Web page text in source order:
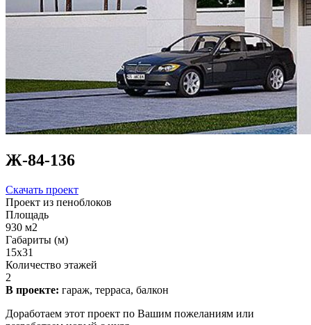
Ж-84-136
Скачать проект
Проект из пеноблоков
Площадь
930 м2
Габариты (м)
15x31
Количество этажей
2
В проекте: гараж, терраса, балкон
Доработаем этот проект по Вашим пожеланиям или